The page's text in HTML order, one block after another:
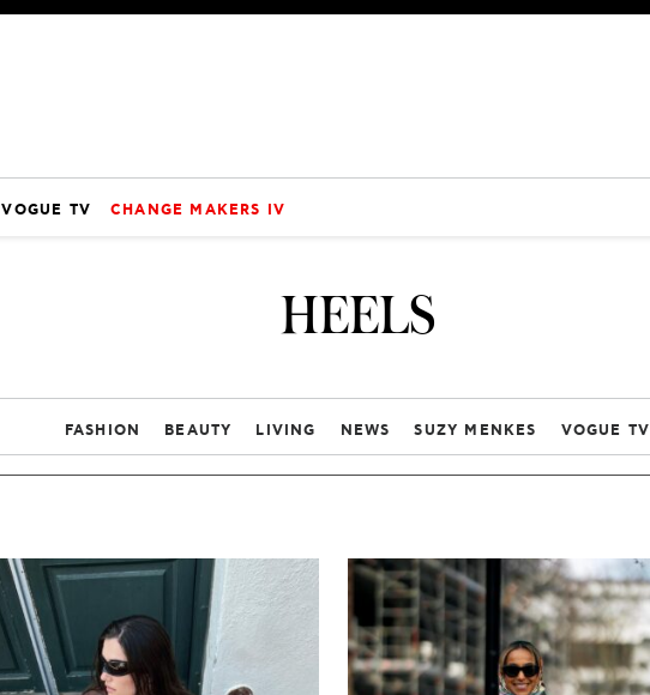
VOGUE TV CHANGE MAKERS IV
HEELS
FASHION BEAUTY LIVING NEWS SUZY MENKES VOGUE TV